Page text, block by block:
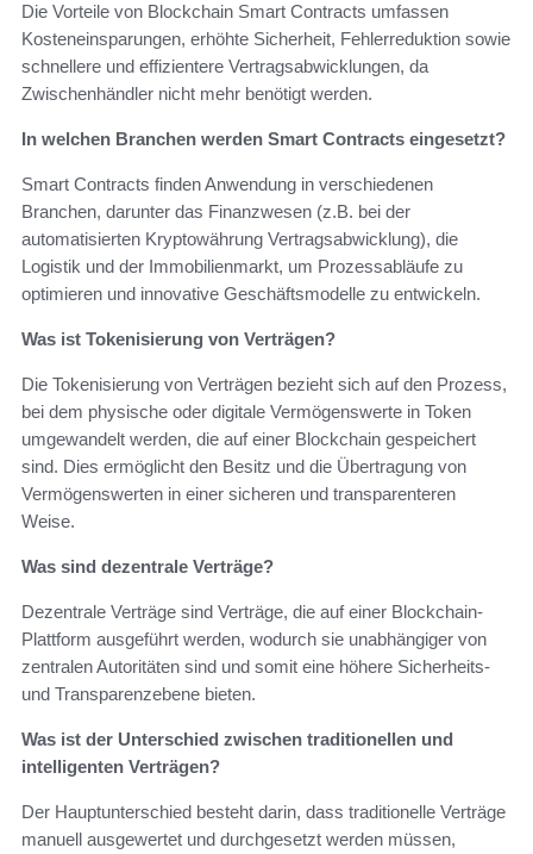
Die Vorteile von Blockchain Smart Contracts umfassen
Kosteneinsparungen, erhöhte Sicherheit, Fehlerreduktion sowie
schnellere und effizientere Vertragsabwicklungen, da
Zwischenhändler nicht mehr benötigt werden.
In welchen Branchen werden Smart Contracts eingesetzt?
Smart Contracts finden Anwendung in verschiedenen
Branchen, darunter das Finanzwesen (z.B. bei der
automatisierten Kryptowährung Vertragsabwicklung), die
Logistik und der Immobilienmarkt, um Prozessabläufe zu
optimieren und innovative Geschäftsmodelle zu entwickeln.
Was ist Tokenisierung von Verträgen?
Die Tokenisierung von Verträgen bezieht sich auf den Prozess,
bei dem physische oder digitale Vermögenswerte in Token
umgewandelt werden, die auf einer Blockchain gespeichert
sind. Dies ermöglicht den Besitz und die Übertragung von
Vermögenswerten in einer sicheren und transparenteren
Weise.
Was sind dezentrale Verträge?
Dezentrale Verträge sind Verträge, die auf einer Blockchain-
Plattform ausgeführt werden, wodurch sie unabhängiger von
zentralen Autoritäten sind und somit eine höhere Sicherheits-
und Transparenzebene bieten.
Was ist der Unterschied zwischen traditionellen und
intelligenten Verträgen?
Der Hauptunterschied besteht darin, dass traditionelle Verträge
manuell ausgewertet und durchgesetzt werden müssen,